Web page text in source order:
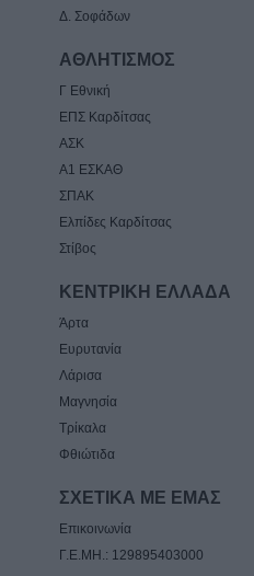
Δ. Σοφάδων
ΑΘΛΗΤΙΣΜΟΣ
Γ Εθνική
ΕΠΣ Καρδίτσας
ΑΣΚ
Α1 ΕΣΚΑΘ
ΣΠΑΚ
Ελπίδες Καρδίτσας
Στίβος
ΚΕΝΤΡΙΚΗ ΕΛΛΑΔΑ
Άρτα
Ευρυτανία
Λάρισα
Μαγνησία
Τρίκαλα
Φθιώτιδα
ΣΧΕΤΙΚΑ ΜΕ ΕΜΑΣ
Επικοινωνία
Γ.Ε.ΜΗ.: 129895403000